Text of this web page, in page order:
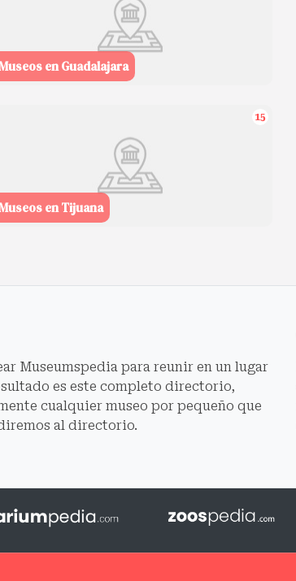
en Guadalajara
15
en Tijuana
Museumspedia para reunir en un lugar
es este completo directorio,
cualquier museo por pequeño que
al directorio.